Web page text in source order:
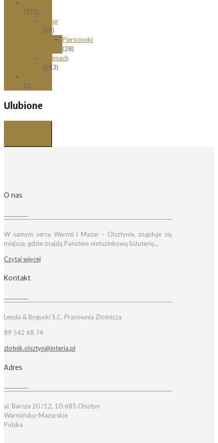
(370)
Łazur
(59)
Pierścionki
(28)
Stelmach
(283)
(0)
Ulubione
O nas
W samym sercu Warmii i Mazur – Olsztynie, znajduje się
miejsce, gdzie znajdą Państwo nietuzinkową biżuterię...
Czytaj więcej
Kontakt
Lenda & Bogucki S.C. Pracownia Złotnicza
89 542 68 74
zlotnik.olsztyn@interia.pl
Adres
ul. Barcza 20 /12, 10-685 Olsztyn
Warmińsko-Mazurskie
Polska